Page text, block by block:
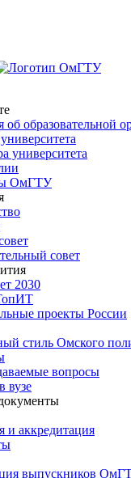
об образовательной
университета
ОмГТУ
совет
2030
проекты России
стиль Омского
вопросы
вузе
и аккредитация
выпускников